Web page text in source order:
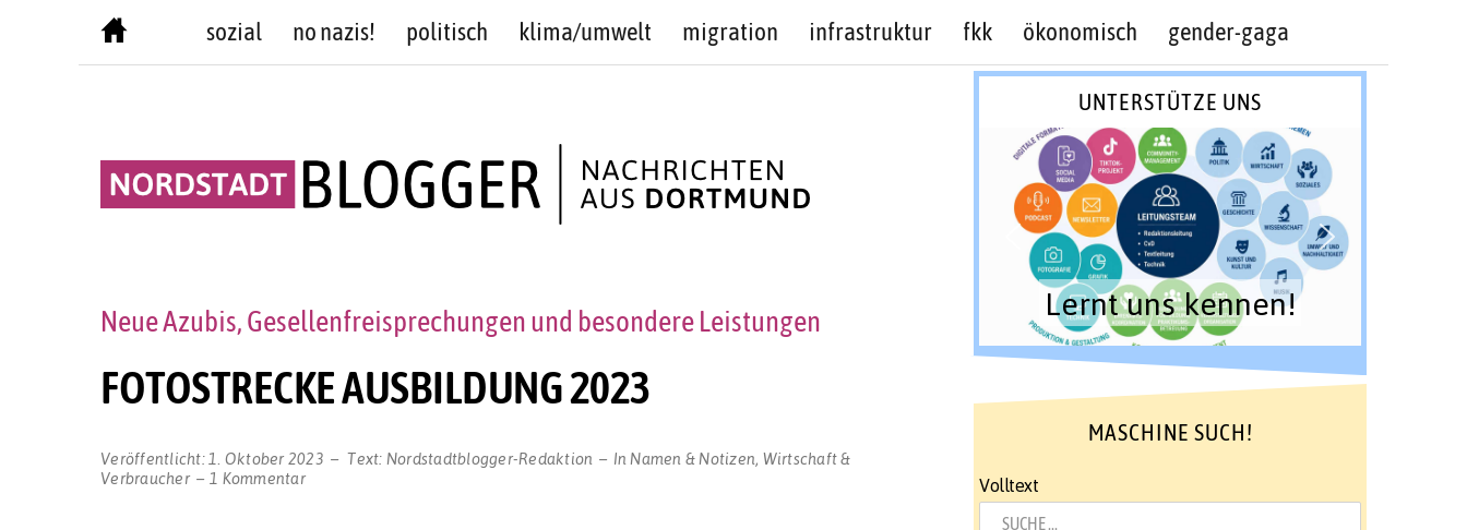
sozial no nazis! politisch klima/umwelt migration infrastruktur fkk ökonomisch gender-gaga
FOTOSTRECKE AUSBILDUNG 2023
Neue Azubis, Gesellenfreisprechungen und besondere Leistungen
Veröffentlicht: 1. Oktober 2023 Text: Nordstadtblogger-Redaktion In Namen & Notizen Wirtschaft &
Verbraucher
1 Kommentarzu
UNTERSTÜTZE UNS
Lernt uns kennen!
MASCHINE SUCH!
Volltext